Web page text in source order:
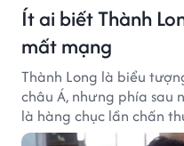
Ít ai biết Thành
mất mạng
Thành Long là biểu
châu Á, nhưng phía sau
là hàng chục lần chấn